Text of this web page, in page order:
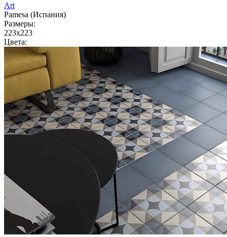
Art
Pamesa (Испания)
Размеры:
223x223
Цвета: